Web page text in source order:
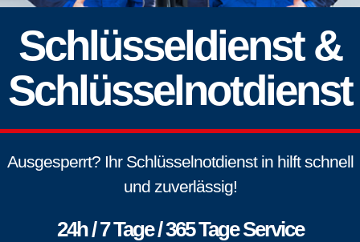
Schlüsseldienst &
Schlüsselnotdienst
Ausgesperrt? Ihr Schlüsselnotdienst in hilft schnell
und zuverlässig!
24h / 7 Tage / 365 Tage Service